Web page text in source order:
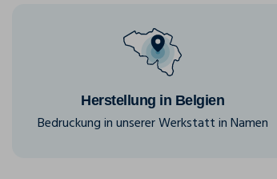
Herstellung in Belgien
Bedruckung in unserer Werkstatt in Namen